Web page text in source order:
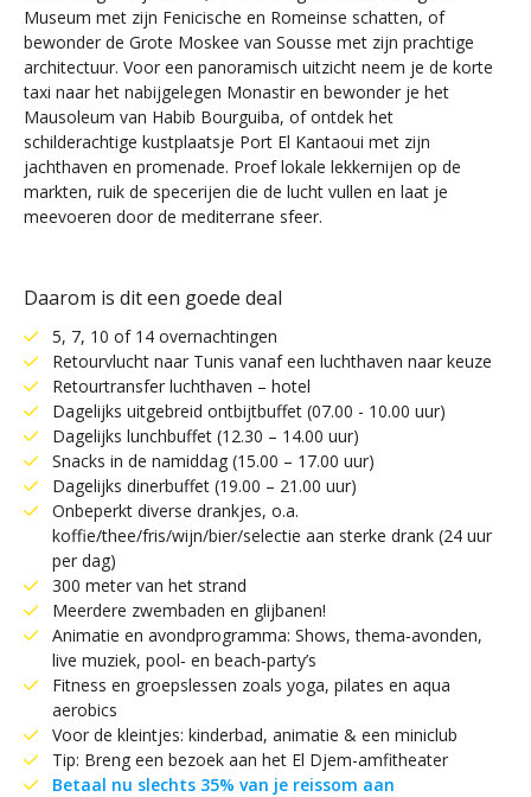
Museum met zijn Fenicische en Romeinse schatten, of
bewonder de Grote Moskee van Sousse met zijn prachtige
architectuur. Voor een panoramisch uitzicht neem je de korte
taxi naar het nabijgelegen Monastir en bewonder je het
Mausoleum van Habib Bourguiba, of ontdek het
schilderachtige kustplaatsje Port El Kantaoui met zijn
jachthaven en promenade. Proef lokale lekkernijen op de
markten, ruik de specerijen die de lucht vullen en laat je
meevoeren door de mediterrane sfeer.
Daarom is dit een goede deal
5, 7, 10 of 14 overnachtingen
Retourvlucht naar Tunis vanaf een luchthaven naar keuze
Retourtransfer luchthaven – hotel
Dagelijks uitgebreid ontbijtbuffet (07.00 - 10.00 uur)
Dagelijks lunchbuffet (12.30 – 14.00 uur)
Snacks in de namiddag (15.00 – 17.00 uur)
Dagelijks dinerbuffet (19.00 – 21.00 uur)
Onbeperkt diverse drankjes, o.a.
koffie/thee/fris/wijn/bier/selectie aan sterke drank (24 uur
per dag)
300 meter van het strand
Meerdere zwembaden en glijbanen!
Animatie en avondprogramma: Shows, thema‑avonden,
live muziek, pool‑ en beach‑party’s
Fitness en groepslessen zoals yoga, pilates en aqua
aerobics
Voor de kleintjes: kinderbad, animatie & een miniclub
Tip: Breng een bezoek aan het El Djem-amfitheater
Betaal nu slechts 35% van je reissom aan